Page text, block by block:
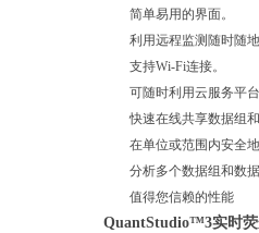
简单易用的界面。
利用远程监测随时随地
支持Wi-Fi连接。
可随时利用云服务平台
快速在线共享数据组和
在单位或范围内安全地
分析多个数据组和数据
值得您信赖的性能
QuantStudio™3实时荧